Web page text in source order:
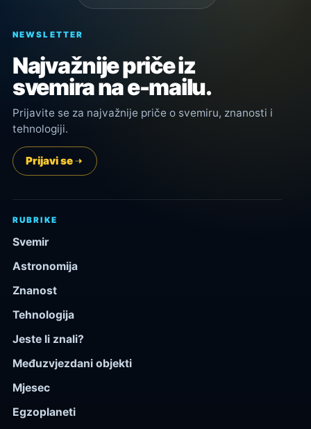
NEWSLETTER
Najvažnije priče iz
svemira na e-mailu.
Prijavite se za najvažnije priče o svemiru, znanosti i
tehnologiji.
Prijavi se
RUBRIKE
Svemir
Astronomija
Znanost
Tehnologija
Jeste li znali?
Međuzvjezdani objekti
Mjesec
Egzoplaneti